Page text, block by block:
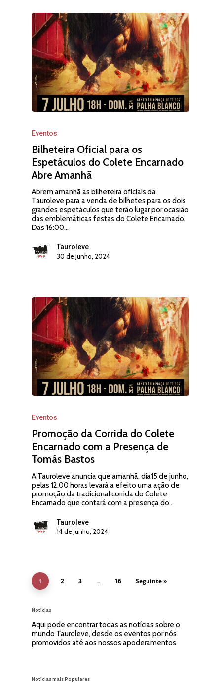
Eventos
Bilheteira Oficial para os
Espetáculos do Colete Encarnado
Abre Amanhã
Abrem amanhã as bilheteira oficiais da
Tauroleve para a venda de bilhetes para os dois
grandes espetáculos que terão lugar por ocasião
das emblemáticas festas do Colete Encarnado.
Das 16:00…
Tauroleve
30 de Junho, 2024
Eventos
Promoção da Corrida do Colete
Encarnado com a Presença de
Tomás Bastos
A Tauroleve anuncia que amanhã, dia15 de junho,
pelas 12:00 horas levará a efeito uma ação de
promoção da tradicional corrida do Colete
Encarnado que contará com a presença do…
Tauroleve
14 de Junho, 2024
1 2 3 … 16 Seguinte »
Notícias
Aqui pode encontrar todas as notícias sobre o
mundo Tauroleve, desde os eventos por nós
promovidos até aos nossos apoderamentos.
Notícias mais Populares